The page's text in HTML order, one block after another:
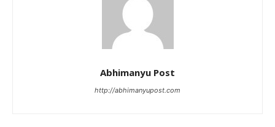
Abhimanyu Post
http://abhimanyupost.com